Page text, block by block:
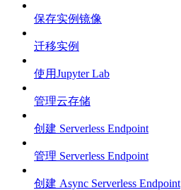
保存实例镜像
迁移实例
使用Jupyter Lab
管理云存储
创建 Serverless Endpoint
管理 Serverless Endpoint
创建 Async Serverless Endpoint